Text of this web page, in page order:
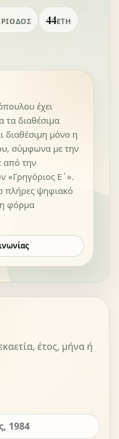
44ΈΤΗ
έχει
τα διαθέσιμα
διαθέσιμη μόνο η
σύμφωνα με την
από την
«Γρηγόριος Ε΄».
πλήρες ψηφιακό
φόρμα
έτος, μήνα ή